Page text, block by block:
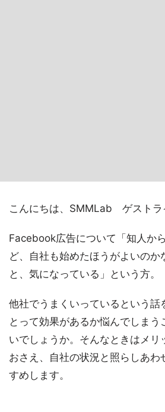
こんにちは、SMMLab ゲストラ
Facebook広告について「知人か
ど、自社も始めたほうがよいのか
と、気になっている」という方。
他社でうまくいっているという話
とって効果があるか悩んでしまう
いでしょうか。そんなときはメリ
おさえ、自社の状況と照らしあわ
すめします。